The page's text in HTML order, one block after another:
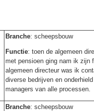
Branche: scheepsbouw
Functie: toen de algemeen
met pensioen ging nam ik zijn
algemeen directeur was ik
diverse bedrijven en
managers van alle processen.
Branche: scheepsbouw